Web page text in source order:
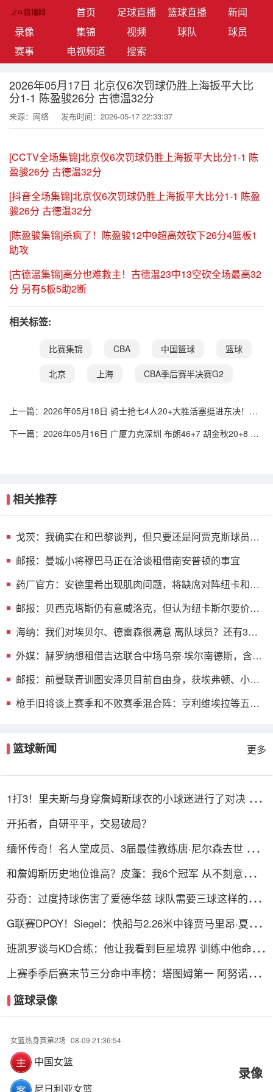
首页(current)足球直播 篮球直播
新闻
录像
集锦 视频 球队
球员
赛事
电视频道 搜索
2026年05月17日 北京仅6次罚球仍胜上海扳平大比
分1-1 陈盈骏26分 古德温32分
来源：网络 发布时间：2026-05-17 22:33:37
[CCTV全场集锦]北京仅6次罚球仍胜上海扳平大比分1-1 陈
盈骏26分 古德温32分
[抖音全场集锦]北京仅6次罚球仍胜上海扳平大比分1-1 陈盈
骏26分 古德温32分
[陈盈骏集锦]杀疯了！陈盈骏12中9超高效砍下26分4篮板1
助攻
[古德温集锦]高分也难救主！古德温23中13空砍全场最高32
分 另有5板5助2断
相关标签:
比赛集锦 CBA 中国篮球 篮球
北京 上海 CBA季后赛半决赛G2
上一篇： 2026年05月18日 骑士抢七4人20+大胜活塞挺进东决！米
下一篇： 2026年05月16日 广厦力克深圳 布朗46+7 胡金秋20+8 孙
相关推荐
戈茨：我确实在和巴黎谈判，但只要还是阿贾克斯球员我
邮报：曼城小将穆巴马正在洽谈租借南安普顿的事宜
药厂官方：安德里希出现肌肉问题，将缺席对阵纽卡和森
邮报：贝西克塔斯仍有意威洛克，但认为纽卡斯尔要价过
海纳：我们对埃贝尔、德雷森很满意 离队球员？还有3周
外媒：赫罗纳想租借吉达联合中场乌奈·埃尔南德斯，含买
邮报：前曼联青训图安泽贝目前自由身，获埃弗顿、小蜜
枪手旧将谈上赛季和不败赛季混合阵：亨利维埃拉等五人
篮球新闻 更多
1打3！里夫斯与身穿詹姆斯球衣的小球迷进行了对决 “艰
开拓者，自研平平，交易破局？
缅怀传奇！名人堂成员、3届最佳教练唐·尼尔森去世 享
和詹姆斯历史地位谁高？皮蓬：我6个冠军 从不刻意追逐
芬奇：过度持球伤害了爱德华兹 球队需要三球这样的真
G联赛DPOY！Siegel：快船与2.26米中锋贾马里昂·夏普
班凯罗谈与KD合练：他让我看到巨星境界 训练中他命中
上赛季季后赛末节三分命中率榜：塔图姆第一 阿努诺比
篮球录像
女篮热身赛第2场 08-09 21:36:54
中国女篮
尼日利亚女篮
录像